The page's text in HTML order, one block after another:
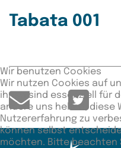
Tabata 001
Wir benutzen Cookies
Wir nutzen Cookies auf
ihnen sind essenziell für
andere uns helfen, diese
Nutzererfahrung zu
können selbst
möchten. Bitte beachten